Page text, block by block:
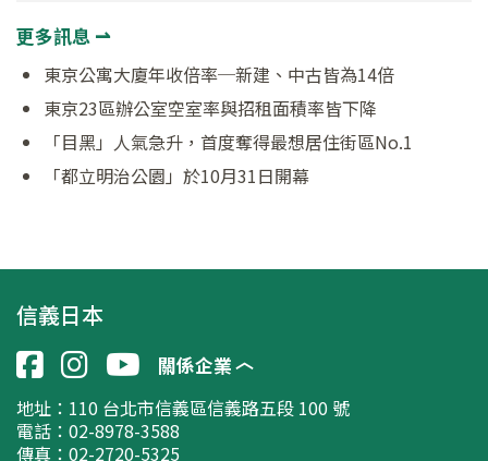
更多訊息 ⇀
東京公寓大廈年收倍率─新建、中古皆為14倍
東京23區辦公室空室率與招租面積率皆下降
「目黑」人氣急升，首度奪得最想居住街區No.1
「都立明治公園」於10月31日開幕
信義日本
關係企業
地址： 110 台北市信義區信義路五段 100 號
電話：02-8978-3588
傳真：02-2720-5325